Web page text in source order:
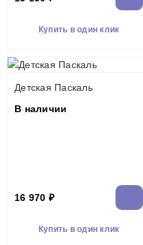
Купить в один клик
Детская Паскаль
В наличии
16 970 ₽
Купить в один клик